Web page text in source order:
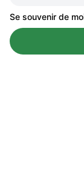
Se souvenir de